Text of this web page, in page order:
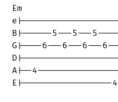
Em
B|------5---5---
G|----6---6---6---
A|--
E|------------------